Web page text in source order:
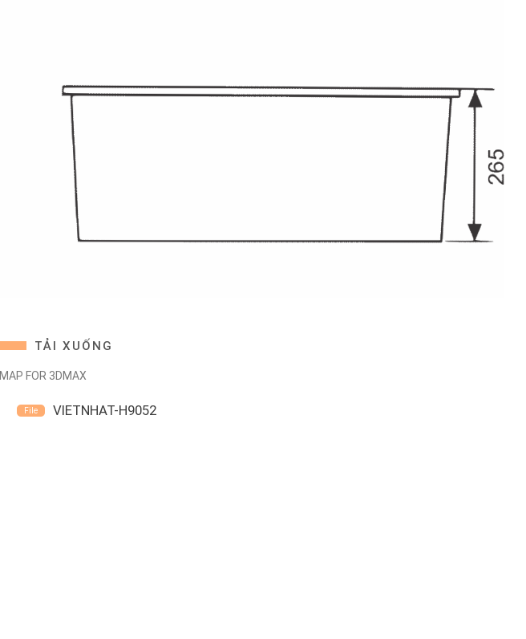
TẢI XUỐNG
MAP FOR 3DMAX
VIETNHAT-H9052